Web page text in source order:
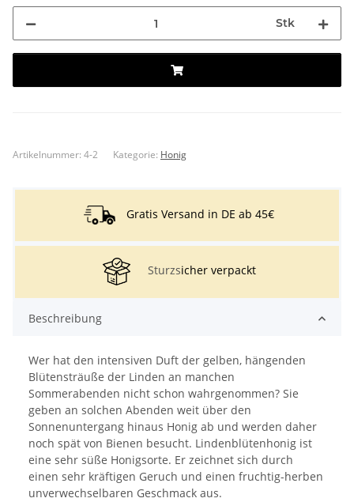
Stk
Artikelnummer: 4-2 Kategorie: Honig
Gratis Versand in DE ab 45€
Sturzsicher verpackt
Beschreibung
Wer hat den intensiven Duft der gelben, hängenden
Blütensträuße der Linden an manchen
Sommerabenden nicht schon wahrgenommen? Sie
geben an solchen Abenden weit über den
Sonnenuntergang hinaus Honig ab und werden daher
noch spät von Bienen besucht. Lindenblütenhonig ist
eine sehr süße Honigsorte. Er zeichnet sich durch
einen sehr kräftigen Geruch und einen fruchtig-herben
unverwechselbaren Geschmack aus.